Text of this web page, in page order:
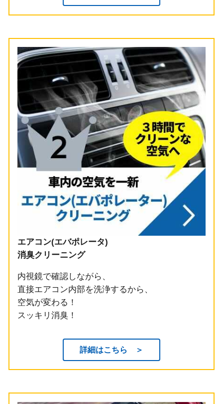
エアコン(エバポレータ)
消臭クリーニング
内視鏡で確認しながら、
直接エアコン内部を洗浄するから、
空気が変わる！
スッキリ消臭！
詳細はこちら ＞